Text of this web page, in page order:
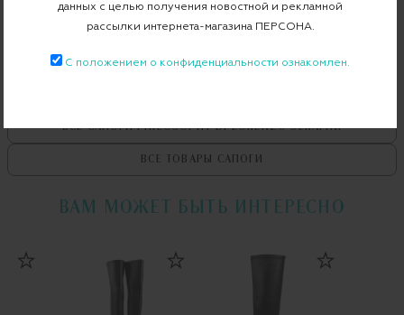
ВСЕ САПОГИPHILOSOPHY DI LORENZO SERAFINI
ВСЕ ТОВАРЫ САПОГИ
ВАМ МОЖЕТ БЫТЬ ИНТЕРЕСНО
данных с целью получения новостной и рекламной
рассылки интернета-магазина ПЕРСОНА.
С положением о конфиденциальности ознакомлен.